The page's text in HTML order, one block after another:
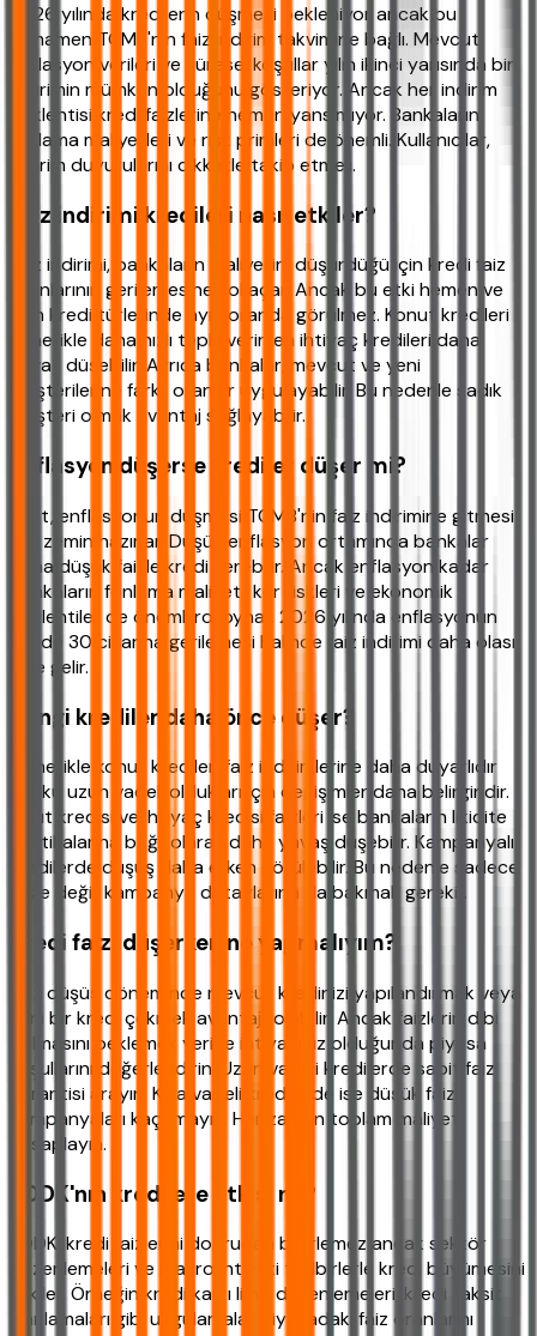
2026 yılında kredilerin düşmesi bekleniyor ancak bu
tamamen TCMB'nin faiz indirim takvimine bağlı. Mevcut
enflasyon verileri ve küresel koşullar yılın ikinci yarısında bir
indirimin mümkün olduğunu gösteriyor. Ancak her indirim
beklentisi kredi faizlerine hemen yansımıyor. Bankaların
fonlama maliyetleri ve risk primleri de önemli. Kullanıcılar,
indirim duyurularını dikkatle takip etmeli.
Faiz indirimi kredileri nasıl etkiler?
Faiz indirimi, bankaların maliyetini düşürdüğü için kredi faiz
oranlarının gerilemesine yol açar. Ancak bu etki hemen ve
tüm kredi türlerinde aynı oranda görülmez. Konut kredileri
genellikle daha hızlı tepki verirken ihtiyaç kredileri daha
yavaş düşebilir. Ayrıca bankalar, mevcut ve yeni
müşterilerine farklı oranlar uygulayabilir. Bu nedenle sadık
müşteri olmak avantaj sağlayabilir.
Enflasyon düşerse krediler düşer mi?
Evet, enflasyonun düşmesi TCMB'nin faiz indirimine gitmesi
için zemin hazırlar. Düşük enflasyon ortamında bankalar
daha düşük faizle kredi verebilir. Ancak enflasyon kadar
bankaların fonlama maliyeti, kur riskleri ve ekonomik
beklentiler de önemli rol oynar. 2026 yılında enflasyonun
yüzde 30 civarına gerilemesi halinde faiz indirimi daha olası
hale gelir.
Hangi krediler daha önce düşer?
Genellikle konut kredileri faiz indirimlerine daha duyarlıdır
çünkü uzun vadeli oldukları için değişimler daha belirgindir.
Taşıt kredisi ve ihtiyaç kredisi faizleri ise bankaların likidite
politikalarına bağlı olarak daha yavaş düşebilir. Kampanyalı
kredilerde düşüş daha erken görülebilir. Bu nedenle sadece
faize değil, kampanya detaylarına da bakmak gerekir.
Kredi faizi düşerken ne yapmalıyım?
Faiz düşüş döneminde mevcut kredinizi yapılandırmak veya
yeni bir kredi çekmek avantajlı olabilir. Ancak faizlerin dibi
bulmasını beklemek yerine ihtiyacınız olduğunda piyasa
koşullarını değerlendirin. Uzun vadeli kredilerde sabit faiz
garantisi arayın. Kısa vadeli kredilerde ise düşük faizli
kampanyaları kaçırmayın. Her zaman toplam maliyeti
hesaplayın.
BDDK'nın kredilere etkisi ne?
BDDK, kredi faizlerini doğrudan belirlemez ancak sektör
düzenlemeleri ve makro ihtiyati tedbirlerle kredi büyümesini
etkiler. Örneğin kredi kartı limit düzenlemeleri, kredi taksit
sınırlamaları gibi uygulamalar piyasadaki faiz oranlarını